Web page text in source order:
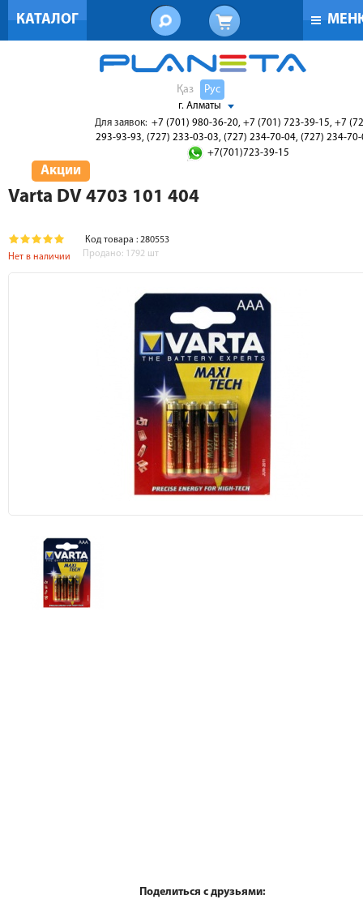
КАТАЛОГ
Қаз Рус
г. Алматы
Для заявок: +7 (701) 980-36-20, +7 (701) 723-39-15, +7
293-93-93, (727) 233-03-03, (727) 234-70-04, (727) 234-
+7(701)723-39-15
Акции
Varta DV 4703 101 404
Код товара : 280553
Нет в наличии
Продано: 1792 шт
Поделиться с друзьями: